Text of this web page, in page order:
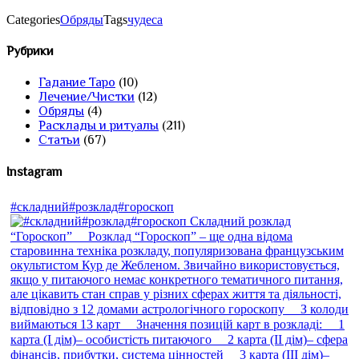
CategoriesОбрядыTagsчудеса
Рубрики
Гадание Таро (10)
Лечение/Чистки (12)
Обряды (4)
Расклады и ритуалы (211)
Статьи (67)
Instagram
#складний#розклад#гороскоп